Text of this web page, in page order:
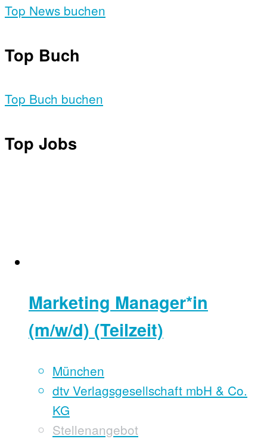
Top News buchen
Top Buch
Top Buch buchen
Top Jobs
Marketing Manager*in
(m/w/d) (Teilzeit)
München
dtv Verlagsgesellschaft mbH & Co.
KG
Stellenangebot